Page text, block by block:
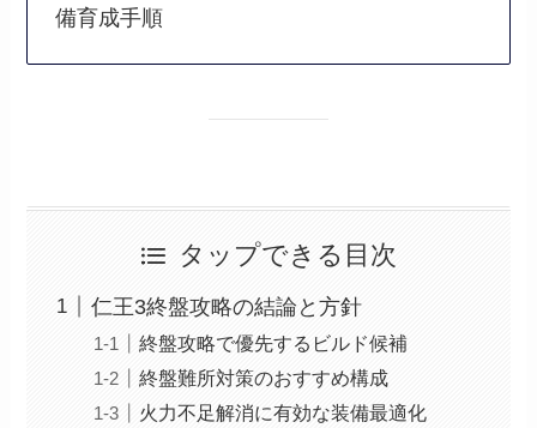
備育成手順
タップできる目次
仁王3終盤攻略の結論と方針
終盤攻略で優先するビルド候補
終盤難所対策のおすすめ構成
火力不足解消に有効な装備最適化